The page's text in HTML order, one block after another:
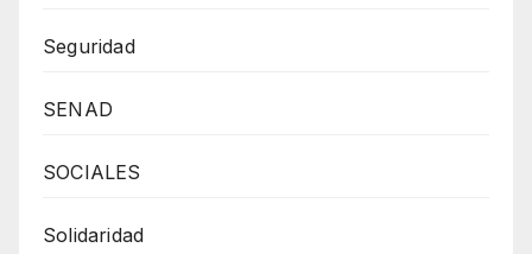
Seguridad
SENAD
SOCIALES
Solidaridad